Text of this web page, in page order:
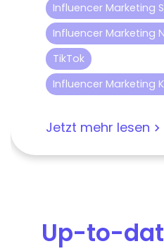
Influencer Marketing
Influencer Marketing
TikTok
Influencer Marketing
Jetzt mehr lesen
Up-to-